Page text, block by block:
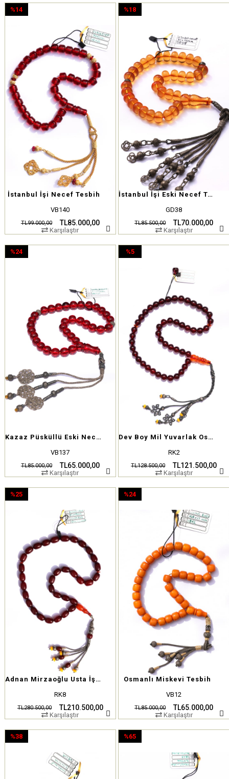
İstanbul İşi Necef Tesbih
VB140
TL85.000,00
TL99.000,00
%14
Karşılaştır
İstanbul İşi Eski Necef Tesbih
GD38
TL70.000,00
TL85.500,00
%18
%18İndirim
Karşılaştır
Kazaz Püsküllü Eski Necef Tesbih
VB137
TL65.000,00
TL85.000,00
%24
Karşılaştır
Dev Boy Mil Yuvarlak Osmanlı Ateş Kehribar Tesbih
RK2
TL121.500,00
TL128.500,00
%5
Karşılaştır
Adnan Mirzaoğlu Usta İşi Osmanlı Sıkma Kehribar Tesbih
RK8
TL210.500,00
TL280.500,00
%25
Karşılaştır
Osmanlı Miskevi Tesbih
VB12
TL65.000,00
TL85.000,00
%24
Karşılaştır
%38
%65